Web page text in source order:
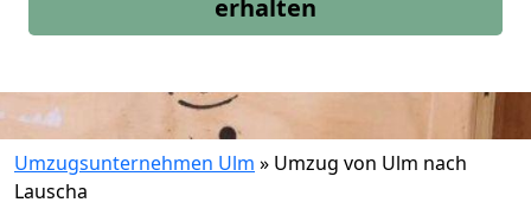
erhalten
Umzugsunternehmen Ulm » Umzug von Ulm nach
Lauscha